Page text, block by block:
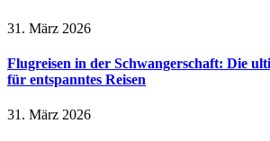
31. März 2026
Flugreisen in der Schwangerschaft: Die
für entspanntes Reisen
31. März 2026